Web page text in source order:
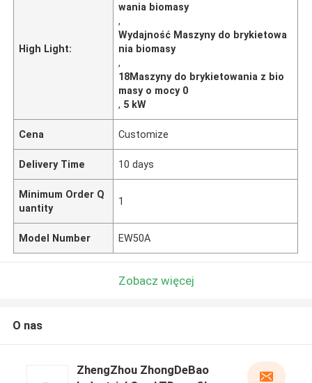
High Light:
wania biomasy
,
Wydajność Maszyny do brykietowa
nia biomasy
,
18Maszyny do brykietowania z bio
masy o mocy 0
, 5 kW
Cena Customize
Delivery Time 10 days
Minimum Order Q
uantity
1
Model Number EW50A
Zobacz więcej
O nas
ZhengZhou ZhongDeBao